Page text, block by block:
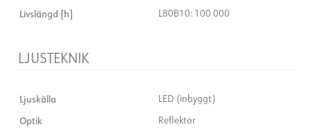
Livslängd [h] L80B10: 100 000
LJUSTEKNIK
Ljuskälla LED (inbyggt)
Optik Reflektor